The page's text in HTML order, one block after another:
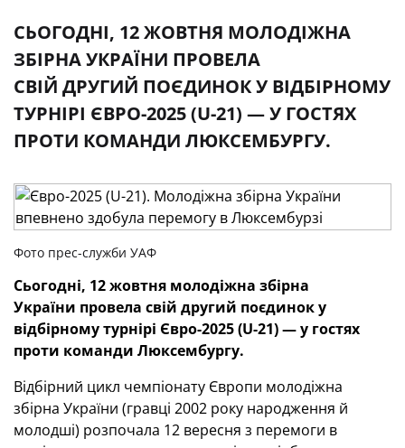
СЬОГОДНІ, 12 ЖОВТНЯ МОЛОДІЖНА
ЗБІРНА УКРАЇНИ ПРОВЕЛА
СВІЙ ДРУГИЙ ПОЄДИНОК У ВІДБІРНОМУ
ТУРНІРІ ЄВРО-2025 (U-21) — У ГОСТЯХ
ПРОТИ КОМАНДИ ЛЮКСЕМБУРГУ.
Фото прес-служби УАФ
Сьогодні, 12 жовтня молодіжна збірна
України провела свій другий поєдинок у
відбірному турнірі Євро-2025 (U-21) — у гостях
проти команди Люксембургу.
Відбірний цикл чемпіонату Європи молодіжна
збірна України (гравці 2002 року народження й
молодші) розпочала 12 вересня з перемоги в